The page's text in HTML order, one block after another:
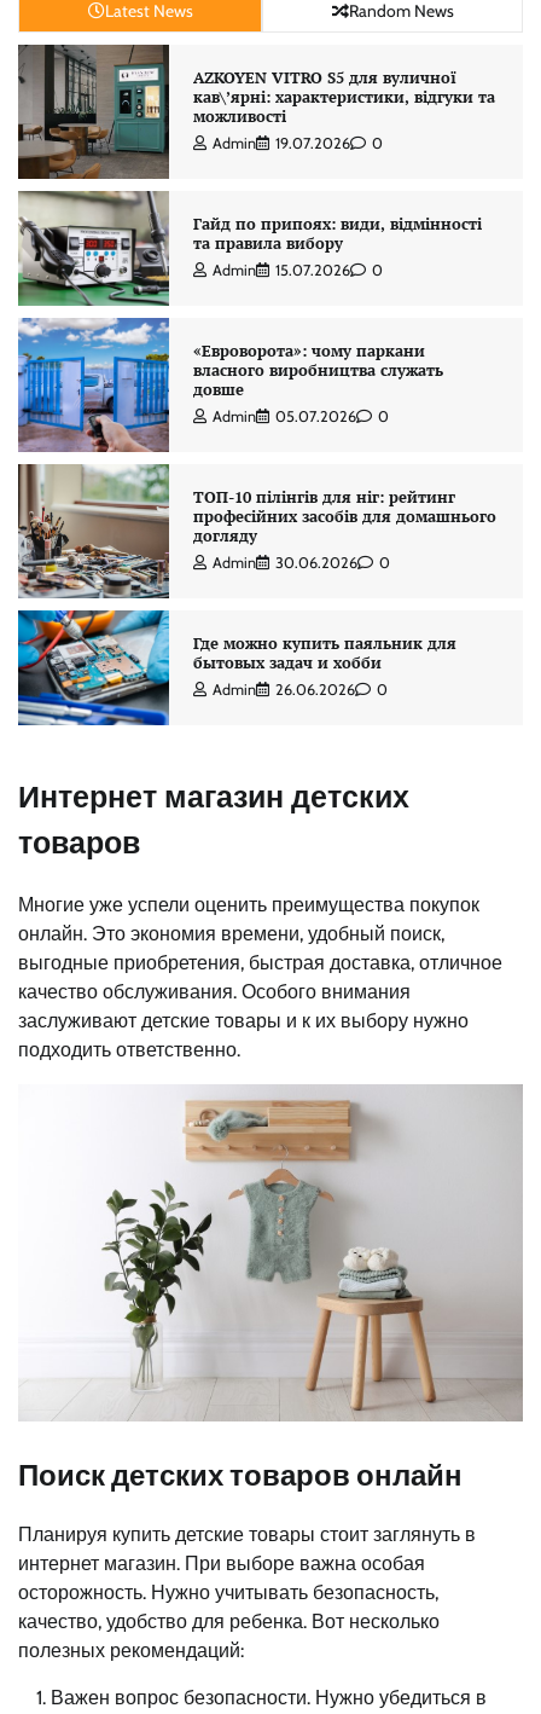
Latest News Random News
AZKOYEN VITRO S5 для вуличної
кав\’ярні: характеристики, відгуки та
можливості
Admin 19.07.2026 0
Гайд по припоях: види, відмінності
та правила вибору
Admin 15.07.2026 0
«Евроворота»: чому паркани
власного виробництва служать
довше
Admin 05.07.2026 0
ТОП-10 пілінгів для ніг: рейтинг
професійних засобів для домашнього
догляду
Admin 30.06.2026 0
Где можно купить паяльник для
бытовых задач и хобби
Admin 26.06.2026 0
Интернет магазин детских
товаров
Многие уже успели оценить преимущества покупок
онлайн. Это экономия времени, удобный поиск,
выгодные приобретения, быстрая доставка, отличное
качество обслуживания. Особого внимания
заслуживают детские товары и к их выбору нужно
подходить ответственно.
Поиск детских товаров онлайн
Планируя купить детские товары стоит заглянуть в
интернет магазин. При выборе важна особая
осторожность. Нужно учитывать безопасность,
качество, удобство для ребенка. Вот несколько
полезных рекомендаций:
Важен вопрос безопасности. Нужно убедиться в